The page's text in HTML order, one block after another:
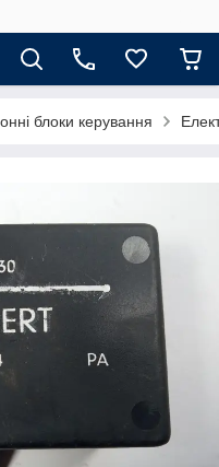
блоки керування